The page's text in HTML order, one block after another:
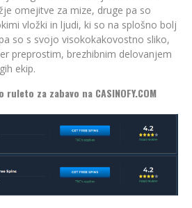
omejitve za mize, druge pa so
vložki in ljudi, ki so na splošno bolj
so s svojo visokokakovostno sliko,
preprostim, brezhibnim delovanjem
ekip.
za zabavo na CASINOFY.COM